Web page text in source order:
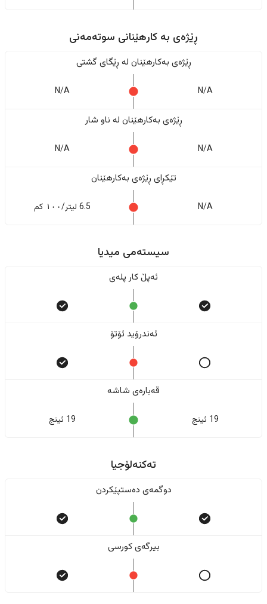
ڕێژەى به کارهێنانی سوتەمەنی
ڕێژەى بەکارهێنان له ڕێگای گشتی
N/A
N/A
ڕێژەى بەکارهێنان له ناو شار
N/A
N/A
تێکڕای ڕێژەى بەکارهێنان
N/A 6.5 لیتر/١٠٠ کم
سیستەمی میدیا
ئەپڵ کار پلەی
ئەندرۆید ئۆتۆ
قەبارەی شاشە
19 ئینج 19 ئینج
تەکنەلۆجیا
دوگمەی دەستپێکردن
بیرگەی کورسی